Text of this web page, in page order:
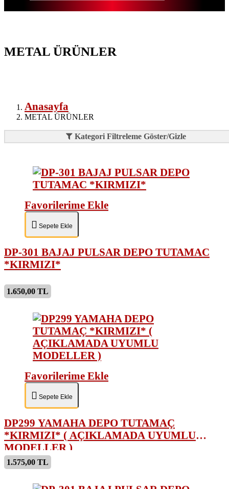
METAL ÜRÜNLER
Anasayfa
METAL ÜRÜNLER
Kategori Filtreleme Göster/Gizle
Favorilerime Ekle
Sepete Ekle
DP-301 BAJAJ PULSAR DEPO TUTAMAC
*KIRMIZI*
1.650,00 TL
Favorilerime Ekle
Sepete Ekle
DP299 YAMAHA DEPO TUTAMAÇ
*KIRMIZI* ( AÇIKLAMADA UYUMLU
MODELLER )
1.575,00 TL